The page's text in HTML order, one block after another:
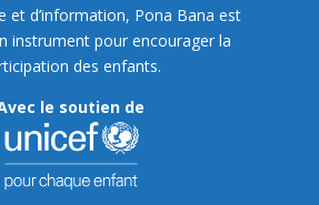
et d’information, Pona Bana est
instrument pour encourager la
des enfants.
le soutien de